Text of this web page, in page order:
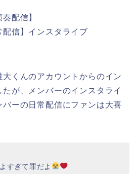
配信】
配信】インスタライブ
くんのアカウントからのイン
が、メンバーのインスタライ
ーの日常配信にファンは大喜
すぎて罪だよ